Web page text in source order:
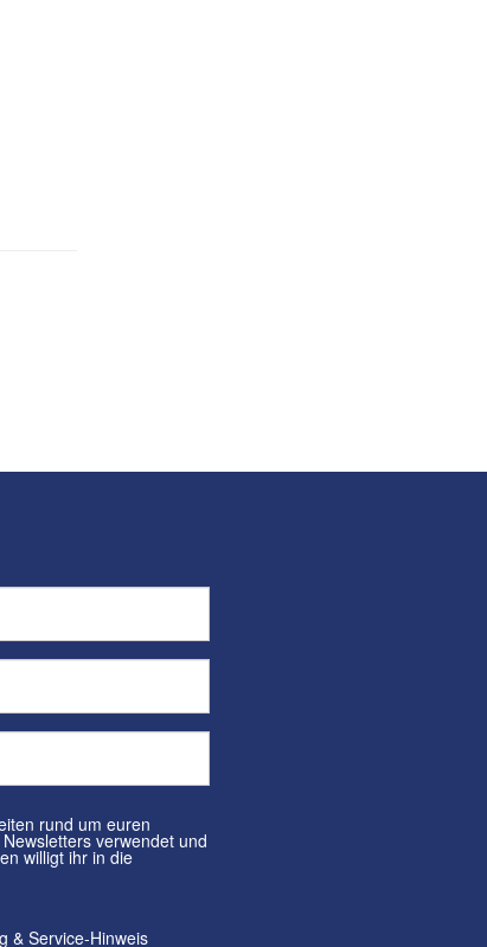
& Service-Hinweis